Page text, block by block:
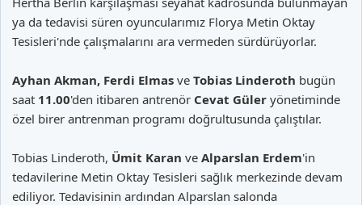
ya da tedavisi süren oyuncularımız Florya Metin Oktay
Tesisleri'nde çalışmalarını ara vermeden sürdürüyorlar.
Ayhan Akman, Ferdi Elmas ve Tobias Linderoth bugün
saat 11.00'den itibaren antrenör Cevat Güler yönetiminde
özel birer antrenman programı doğrultusunda çalıştılar.
Tobias Linderoth, Ümit Karan ve Alparslan Erdem'in
tedavilerine Metin Oktay Tesisleri sağlık merkezinde devam
ediliyor. Tedavisinin ardından Alparslan salonda